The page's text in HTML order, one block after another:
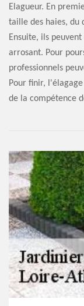
Elagueur. En
taille des haies, du
Ensuite, ils
arrosant. Pour
professionnels
Pour finir,
de la compétence